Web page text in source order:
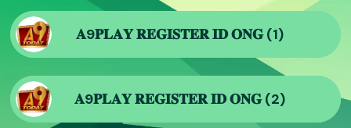
𝐀9𝐏𝐋𝐀𝐘 𝐑𝐄𝐆𝐈𝐒𝐓𝐄𝐑 𝐈𝐃 𝐎𝐍𝐆 (1)
𝐀9𝐏𝐋𝐀𝐘 𝐑𝐄𝐆𝐈𝐒𝐓𝐄𝐑 𝐈𝐃 𝐎𝐍𝐆 (2)